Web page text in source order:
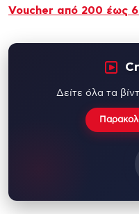
Voucher από 200 έως
Δείτε όλα τα